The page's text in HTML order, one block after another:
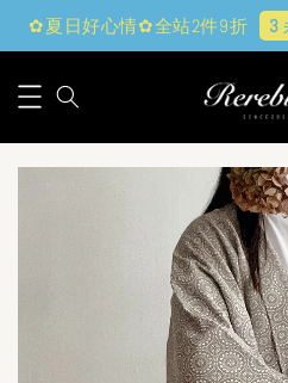
✿夏日好心情✿全站2件9折 3